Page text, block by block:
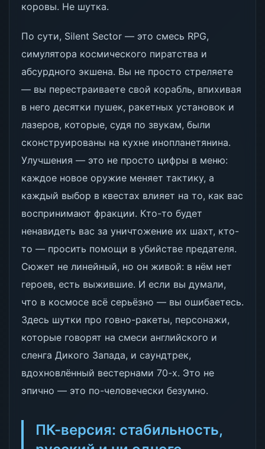
коровы. Не шутка.
По сути, Silent Sector — это смесь RPG,
симулятора космического пиратства и
абсурдного экшена. Вы не просто стреляете
— вы перестраиваете свой корабль, впихивая
в него десятки пушек, ракетных установок и
лазеров, которые, судя по звукам, были
сконструированы на кухне инопланетянина.
Улучшения — это не просто цифры в меню:
каждое новое оружие меняет тактику, а
каждый выбор в квестах влияет на то, как вас
воспринимают фракции. Кто-то будет
ненавидеть вас за уничтожение их шахт, кто-
то — просить помощи в убийстве предателя.
Сюжет не линейный, но он живой: в нём нет
героев, есть выжившие. И если вы думали,
что в космосе всё серьёзно — вы ошибаетесь.
Здесь шутки про говно-ракеты, персонажи,
которые говорят на смеси английского и
сленга Дикого Запада, и саундтрек,
вдохновлённый вестернами 70-х. Это не
эпично — это по-человечески безумно.
ПК-версия: стабильность,